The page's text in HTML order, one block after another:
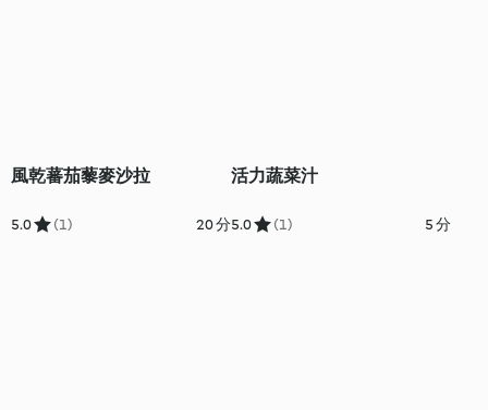
風乾蕃茄藜麥沙拉
5.0 (1) 20 分
活力蔬菜汁
5.0 (1) 5 分